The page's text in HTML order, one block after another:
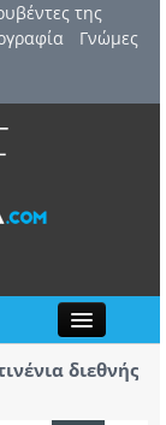
της
Γνώμες
διεθνής